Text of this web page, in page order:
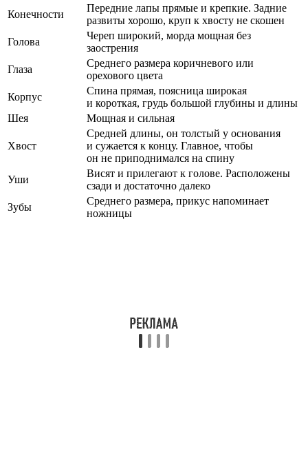
Конечности
Передние лапы прямые и крепкие. Задние
развиты хорошо, круп к хвосту не скошен
Голова
Череп широкий, морда мощная без
заострения
Глаза
Среднего размера коричневого или
орехового цвета
Корпус
Спина прямая, поясница широкая
и короткая, грудь большой глубины и длины
Шея
Мощная и сильная
Хвост
Средней длины, он толстый у основания
и сужается к концу. Главное, чтобы
он не приподнимался на спину
Уши
Висят и прилегают к голове. Расположены
сзади и достаточно далеко
Зубы
Среднего размера, прикус напоминает
ножницы